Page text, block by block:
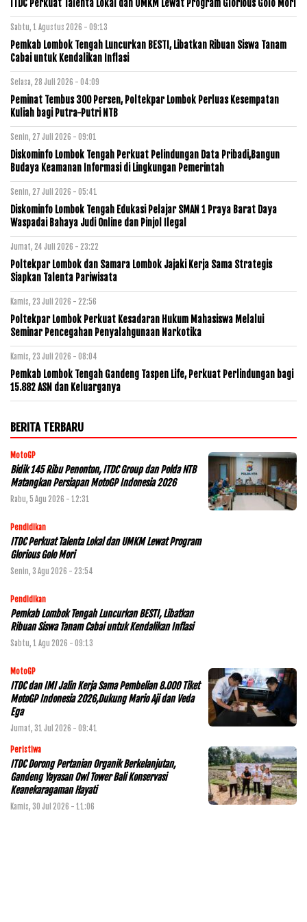
ITDC Perkuat Talenta Lokal dan UMKM Lewat Program Glorious Golo Mori
Sabtu, 1 Agustus 2026 - 09:13
Pemkab Lombok Tengah Luncurkan BESTI, Libatkan Ribuan Siswa Tanam
Cabai untuk Kendalikan Inflasi
Selasa, 28 Juli 2026 - 04:09
Peminat Tembus 300 Persen, Poltekpar Lombok Perluas Kesempatan
Kuliah bagi Putra-Putri NTB
Senin, 27 Juli 2026 - 09:01
Diskominfo Lombok Tengah Perkuat Pelindungan Data Pribadi,Bangun
Budaya Keamanan Informasi di Lingkungan Pemerintah
Senin, 27 Juli 2026 - 05:41
Diskominfo Lombok Tengah Edukasi Pelajar SMAN 1 Praya Barat Daya
Waspadai Bahaya Judi Online dan Pinjol Ilegal
Jumat, 24 Juli 2026 - 23:22
Poltekpar Lombok dan Samara Lombok Jajaki Kerja Sama Strategis
Siapkan Talenta Pariwisata
Kamis, 23 Juli 2026 - 22:56
Poltekpar Lombok Perkuat Kesadaran Hukum Mahasiswa Melalui
Seminar Pencegahan Penyalahgunaan Narkotika
Kamis, 23 Juli 2026 - 08:04
Pemkab Lombok Tengah Gandeng Taspen Life, Perkuat Perlindungan bagi
15.882 ASN dan Keluarganya
BERITA TERBARU
MotoGP
Bidik 145 Ribu Penonton, ITDC Group dan Polda NTB
Matangkan Persiapan MotoGP Indonesia 2026
Rabu, 5 Agu 2026 - 12:31
Pendidikan
ITDC Perkuat Talenta Lokal dan UMKM Lewat Program
Glorious Golo Mori
Senin, 3 Agu 2026 - 23:54
Pendidikan
Pemkab Lombok Tengah Luncurkan BESTI, Libatkan
Ribuan Siswa Tanam Cabai untuk Kendalikan Inflasi
Sabtu, 1 Agu 2026 - 09:13
MotoGP
ITDC dan IMI Jalin Kerja Sama Pembelian 8.000 Tiket
MotoGP Indonesia 2026,Dukung Mario Aji dan Veda
Ega
Jumat, 31 Jul 2026 - 09:41
Peristiwa
ITDC Dorong Pertanian Organik Berkelanjutan,
Gandeng Yayasan Owl Tower Bali Konservasi
Keanekaragaman Hayati
Kamis, 30 Jul 2026 - 11:06